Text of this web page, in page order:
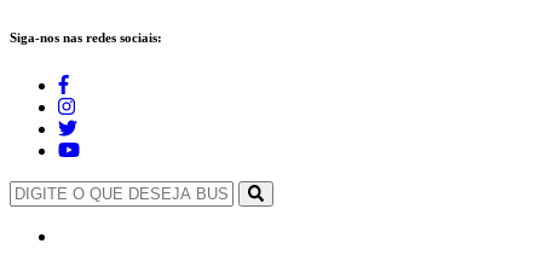
Siga-nos nas redes sociais: